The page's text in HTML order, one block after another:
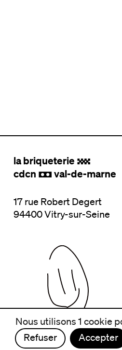
la briqueterie .
cdcn , val-de-marne
17 rue Robert Degert
94400 Vitry-sur-Seine
Nous utilisons 1 cookie
Refuser
Accepter